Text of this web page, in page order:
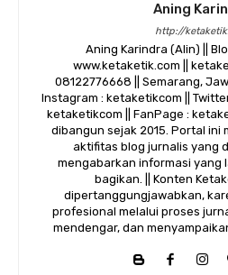
Aning
http://
Aning Karindra (Alin) ||
www.ketaketik.com ||
08122776668 || Semarang,
Instagram : ketaketikcom ||
ketaketikcom || FanPage :
dibangun sejak 2015. Portal ini
aktifitas blog jurnalis yang
mengabarkan informasi yang
bagikan. || Konten
dipertanggungjawabkan,
profesional melalui proses
mendengar, dan